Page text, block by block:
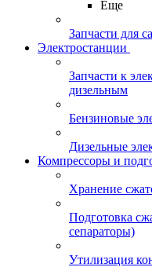
Еще
Запчасти для
Электростанции
Запчасти к
дизельным
Бензиновые
Дизельные
Компрессоры и
Хранение
Подготовка
сепараторы)
Утилизация